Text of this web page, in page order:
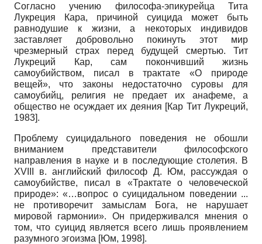
Согласно учению философа-эпикурейца Тита
Лукреция Кара, причиной суицида может быть
равнодушие к жизни, а некоторых индивидов
заставляет добровольно покинуть этот мир
чрезмерный страх перед будущей смертью. Тит
Лукреций Кар, сам покончивший жизнь
самоубийством, писал в трактате «О природе
вещей», что законы недостаточно суровы для
самоубийц, религия не предает их анафеме, а
общество не осуждает их деяния [Кар Тит Лукреций,
1983].
Проблему суицидального поведения не обошли
вниманием представители философского
направления в науке и в последующие столетия. В
XVIII в. английский философ Д. Юм, рассуждая о
самоубийстве, писал в «Трактате о человеческой
природе»: «…вопрос о суицидальном поведении ...
не противоречит замыслам Бога, не нарушает
мировой гармонии». Он придерживался мнения о
том, что суицид является всего лишь проявлением
разумного эгоизма [Юм, 1998].